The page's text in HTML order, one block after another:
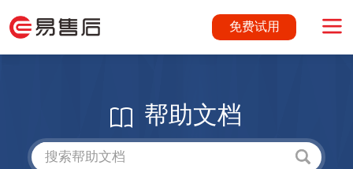
免费试用
帮助文档